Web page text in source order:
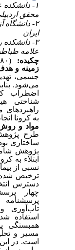
۱- دانشکده
محقق
۲- دانشگاه
ایران
۳- دانشکده
علامه
چکیده:
زمینه و هدف:
جسمی،
میشود.
اضطراب
شناختی
راهبردهای
به کرونا
مواد و
طرح پژوهش
ساختاری بود.
پژوهش
ابتلاء به
نسبی از
ترخیص
دسترس
چهار
پرسشنامه
تاب‌آوری و
استفاده
همبستگی
مسیر و
است. در این